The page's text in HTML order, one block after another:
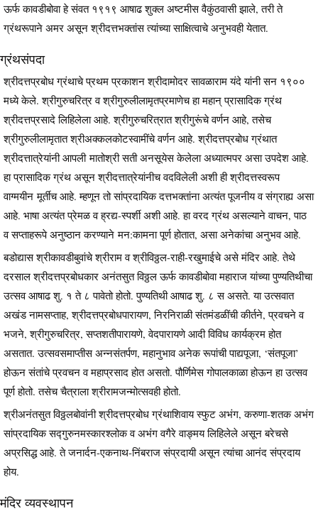
ऊर्फ कावडीबोवा हे संवत १९१९ आषाढ शुक्ल अष्टमीस वैकुंठवासी झाले, तरी ते
ग्रंथरूपाने अमर असून श्रीदत्तभक्तांस त्यांच्या साक्षित्वाचे अनुभवही येतात.
ग्रंथसंपदा
श्रीदत्तप्रबोध ग्रंथाचे प्रथम प्रकाशन श्रीदामोदर सावळाराम यंदे यांनी सन १९००
मध्ये केले. श्रीगुरुचरित्र व श्रीगुरुलीलामृतप्रमाणेच हा महान् प्रासादिक ग्रंथ
श्रीदत्तप्रसादे लिहिलेला आहे. श्रीगुरुचरित्रात श्रीगुरूंचे वर्णन आहे, तसेच
श्रीगुरुलीलामृतात श्रीअक्कलकोटस्वामींचे वर्णन आहे. श्रीदत्तप्रबोध ग्रंथात
श्रीदत्तात्रेयांनी आपली मातोश्री सती अनसूयेस केलेला अध्यात्मपर असा उपदेश आहे.
हा प्रासादिक ग्रंथ असून श्रीदत्तात्रेयांनीच वदविलेली अशी ही श्रीदत्तस्वरूप
वाग्मयीन मूर्तीच आहे. म्हणून तो सांप्रदायिक दत्तभक्तांना अत्यंत पूजनीय व संग्राह्य असा
आहे. भाषा अत्यंत प्रेमळ व ह्रद्य-स्पर्शी अशी आहे. हा वरद ग्रंथ असल्याने वाचन, पाठ
व सप्ताहरूपे अनुष्ठान करण्याने मन:कामना पूर्ण होतात, असा अनेकांचा अनुभव आहे.
बडोद्यास श्रीकावडीबुवांचे श्रीराम व श्रीविठ्ठल-राही-रखुमाईचे असे मंदिर आहे. तेथे
दरसाल श्रीदत्तप्रबोधकार अनंतसुत विठ्ठल ऊर्फ कावडीबोवा महाराज यांच्या पुण्यतिथीचा
उत्सव आषाढ शु. १ ते ८ पावेतो होतो. पुण्यतिथी आषाढ शु. ८ स असते. या उत्सवात
अखंड नामसप्ताह, श्रीदत्तप्रबोधपारायण, निरनिराळी संतमंडळींची कीर्तने, प्रवचने व
भजने, श्रीगुरुचरित्र, सप्तशतीपारायणे, वेदपारायणे आदी विविध कार्यक्रम होत
असतात. उत्सवसमाप्तीस अन्नसंतर्पण, महानुभाव अनेक रूपांची पाद्यपूजा, ‘संतपूजा’
होऊन संतांचे प्रवचन व महाप्रसाद होत असतो. पौर्णिमेस गोपालकाळा होऊन हा उत्सव
पूर्ण होतो. तसेच चैत्राला श्रीरामजन्मोत्सवही होतो.
श्रीअनंतसुत विठ्ठलबोवांनी श्रीदत्तप्रबोध ग्रंथाशिवाय स्फुट अभंग, करुणा-शतक अभंग
सांप्रदायिक सद्गुरुनमस्कारश्लोक व अभंग वगैरे वाङ्मय लिहिलेले असून बरेचसे
अप्रसिद्ध आहे. ते जनार्दन-एकनाथ-निंबराज संप्रदायी असून त्यांचा आनंद संप्रदाय
होय.
मंदिर व्यवस्थापन